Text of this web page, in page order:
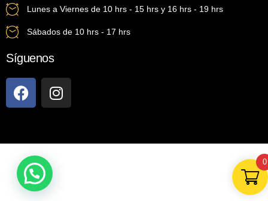
Lunes a Viernes de 10 hrs - 15 hrs y 16 hrs - 19 hrs
Sábados de 10 hrs - 17 hrs
Síguenos
0